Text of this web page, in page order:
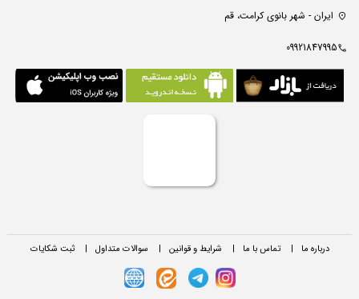
ایران - شهر بانوی کرامت، قم
09921847995
درباره ما | تماس با ما | شرایط و قوانین | سوالات متداول | ثبت شکایات